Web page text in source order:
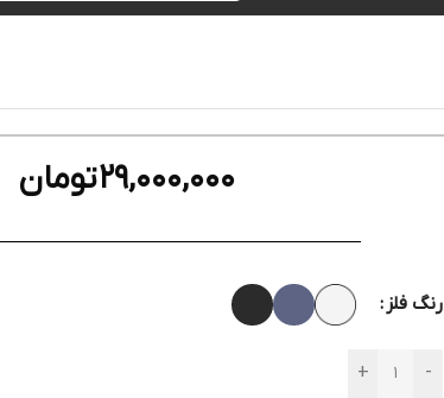
29,000,000تومان
رنگ فلز
-
+